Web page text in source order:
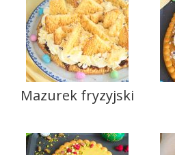
Mazurek fryzyjski